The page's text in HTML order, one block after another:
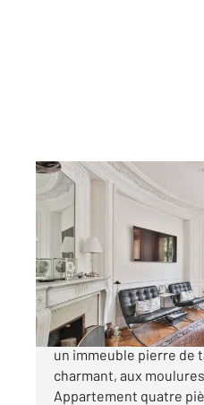
PARIS 75016
83,04 m
, 4 pièces
Ref : 5860
Appartement F4 à
933
PARIS 16EME : A 5 min
un immeuble pierre de
charmant, aux
Appartement quatre